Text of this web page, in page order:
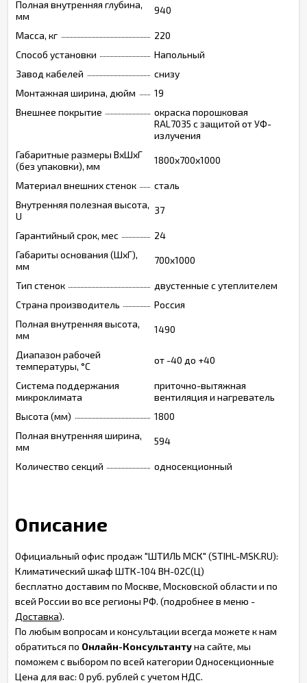
Полная внутренняя глубина,
мм
940
Масса, кг
220
Способ установки
Напольный
Завод кабелей
снизу
Монтажная ширина, дюйм
19
Внешнее покрытие
окраска порошковая
RAL7035 с защитой от УФ-
излучения
Габаритные размеры ВхШхГ
(без упаковки), мм
1800х700х1000
Материал внешних стенок
сталь
Внутренняя полезная высота,
U
37
Гарантийный срок, мес
24
Габариты основания (ШxГ),
мм
700x1000
Тип стенок
двустенные с утеплителем
Страна производитель
Россия
Полная внутренняя высота,
мм
1490
Диапазон рабочей
температуры, °С
от -40 до +40
Система поддержания
микроклимата
приточно-вытяжная
вентиляция и нагреватель
Высота (мм)
1800
Полная внутренняя ширина,
мм
594
Количество секций односекционный
Описание
Официальный офис продаж "ШТИЛЬ МСК" (STIHL-MSK.RU):
Климатический шкаф ШТК-104 ВН-02С(Ц)
бесплатно доставим по Москве, Московской области и по
всей России во все регионы РФ. (подробнее в меню -
Доставка).
По любым вопросам и консультации всегда можете к нам
обратиться по Онлайн-Консультантуна сайте, мы
поможем с выбором по всей категории Односекционные
Цена для вас: 0 руб. рублей с учетом НДС.